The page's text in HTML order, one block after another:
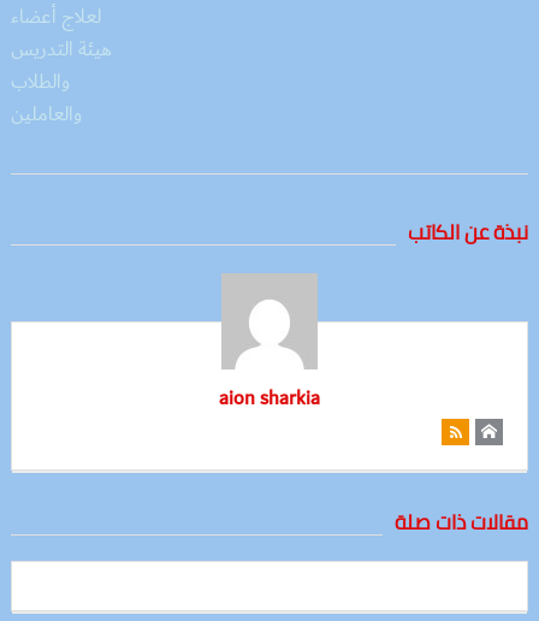
نبذة عن الكاتب
aion sharkia
مقالات ذات صلة